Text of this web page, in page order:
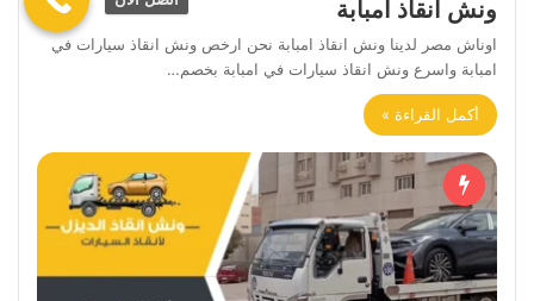
ونش انقاذ امبابة
اوناش مصر لدينا ونش انقاذ امبابة نحن ارخص ونش انقاذ سيارات في
امبابة واسرع ونش انقاذ سيارات في امبابة بخصم…
أكمل القراءة »